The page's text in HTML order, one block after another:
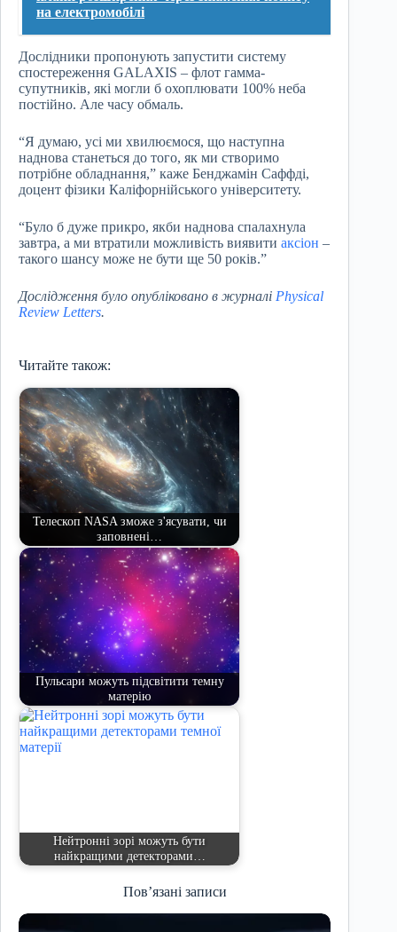
на електромобілі
Дослідники пропонують запустити систему
спостереження GALAXIS – флот гамма-
супутників, які могли б охоплювати 100% неба
постійно. Але часу обмаль.
“Я думаю, усі ми хвилюємося, що наступна
наднова станеться до того, як ми створимо
потрібне обладнання,” каже Бенджамін Саффді,
доцент фізики Каліфорнійського університету.
“Було б дуже прикро, якби наднова спалахнула
завтра, а ми втратили можливість виявити аксіон –
такого шансу може не бути ще 50 років.”
Дослідження було опубліковано в журналі Physical
Review Letters.
Читайте також:
Телескоп NASA зможе з'ясувати, чи
заповнені…
Пульсари можуть підсвітити темну
матерію
Нейтронні зорі можуть бути
найкращими детекторами…
Пов’язані записи